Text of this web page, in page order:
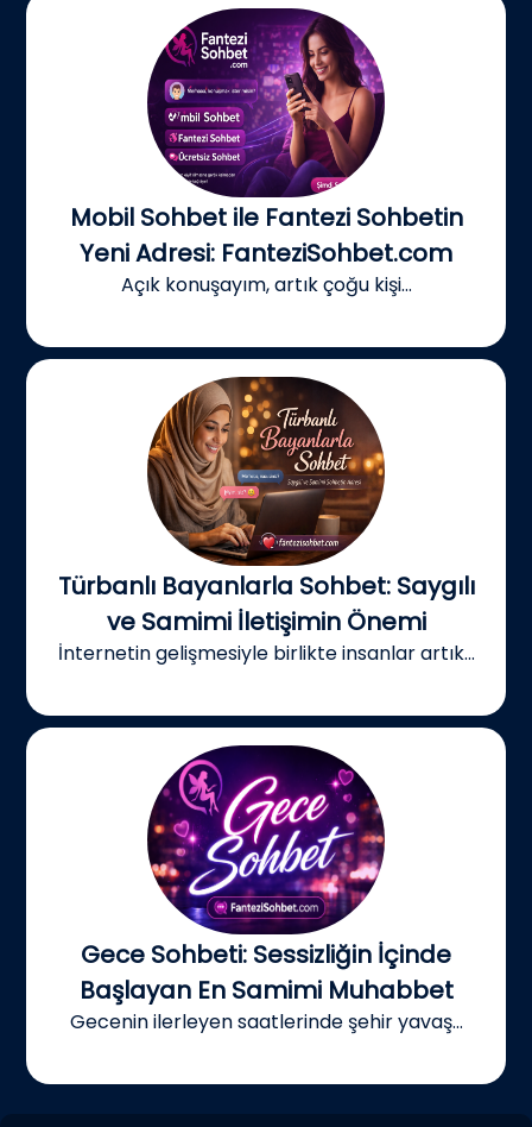
Mobil Sohbet ile Fantezi Sohbetin
Yeni Adresi: FanteziSohbet.com
Açık konuşayım, artık çoğu kişi...
Türbanlı Bayanlarla Sohbet: Saygılı
ve Samimi İletişimin Önemi
İnternetin gelişmesiyle birlikte insanlar artık...
Gece Sohbeti: Sessizliğin İçinde
Başlayan En Samimi Muhabbet
Gecenin ilerleyen saatlerinde şehir yavaş...